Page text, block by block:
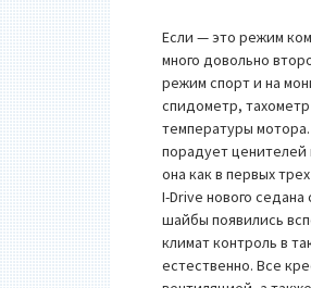
Если — это режим
много довольно
режим спорт и на
спидометр,
температуры
порадует
она как в первых
I-Drive нового
шайбы появились
климат контроль в
естественно. Все